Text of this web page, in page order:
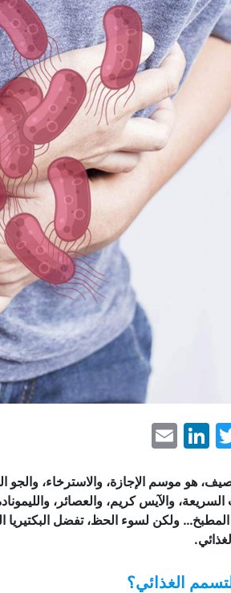
Twitter
LinkedIn
هو موسم الإجازة، والاسترخاء، والجو
والآيس كريم، والعصائر،
ولكن لسوء الحظ، تفضل البكتيريا
.
الغذائي؟